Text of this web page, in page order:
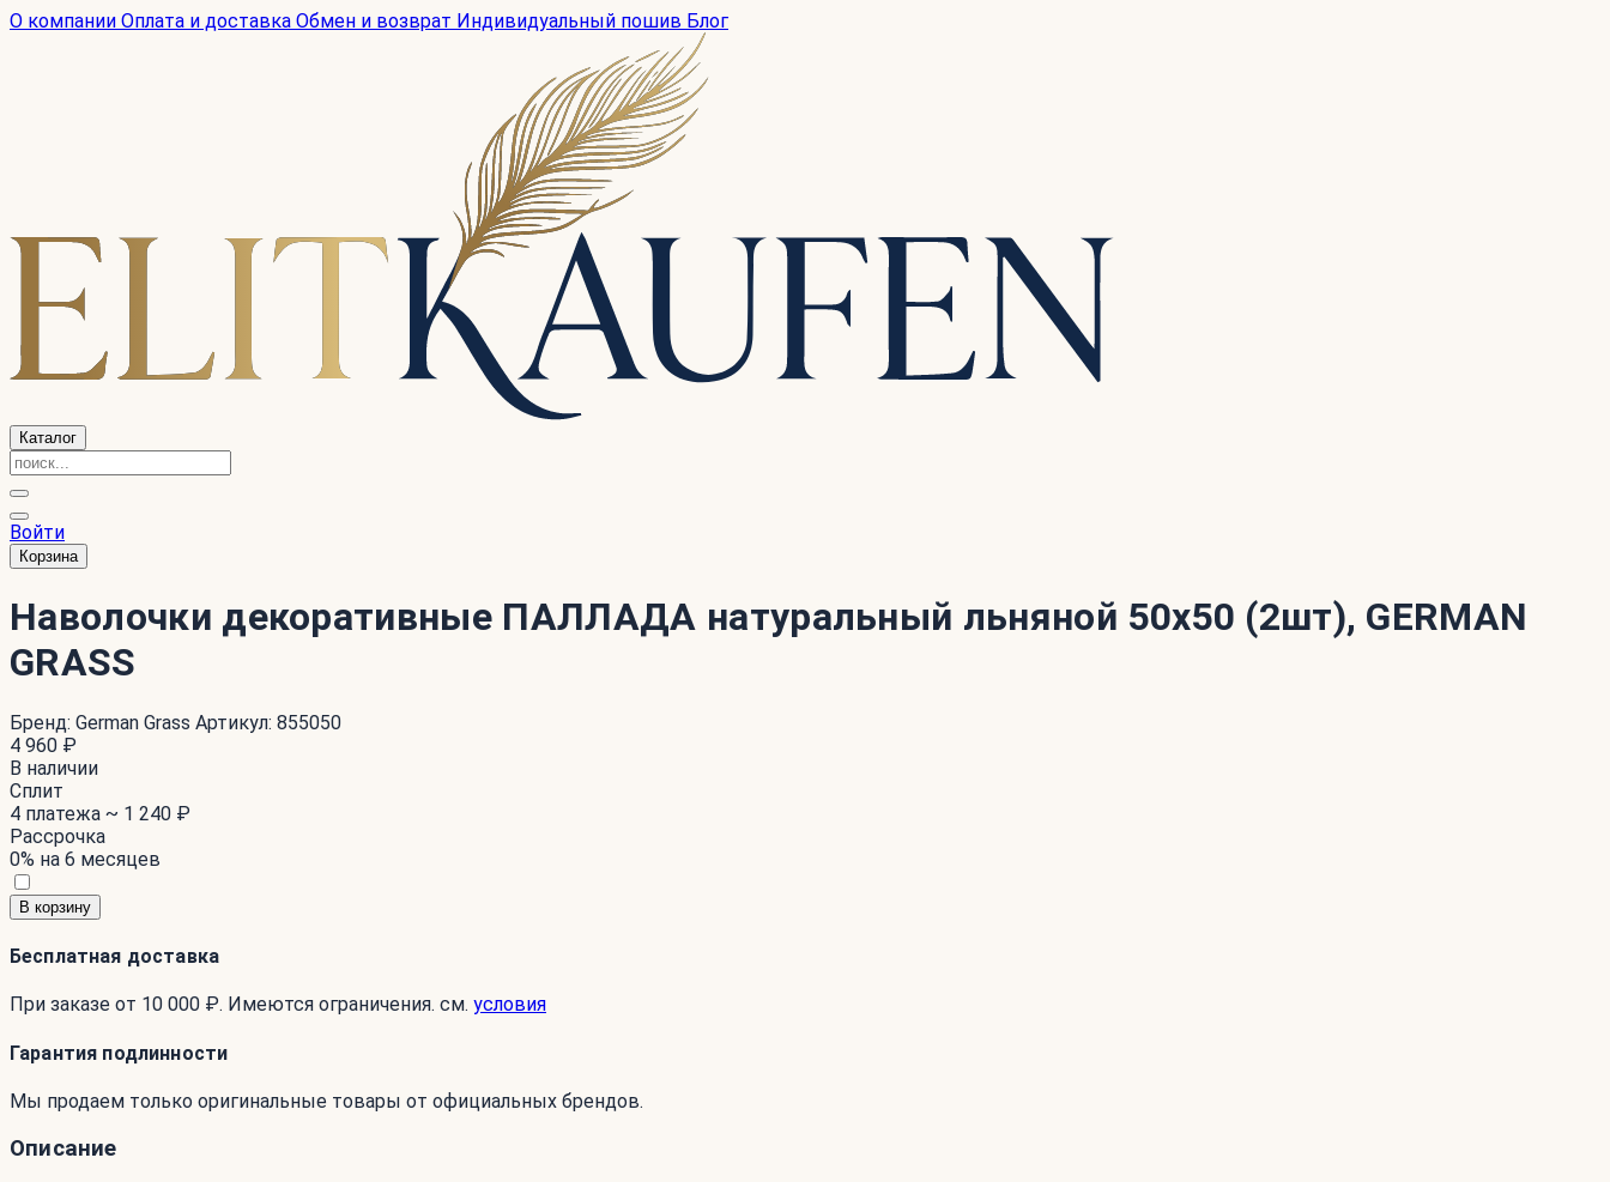
О компании Оплата и доставка Обмен и возврат Индивидуальный пошив Блог
Каталог
Войти
Корзина
Наволочки декоративные ПАЛЛАДА натуральный льняной 50х50 (2шт), GERMAN
GRASS
Бренд: German Grass Артикул: 855050
4 960 ₽
В наличии
Сплит
4 платежа ~ 1 240 ₽
Рассрочка
0% на 6 месяцев
В корзину
Бесплатная доставка
При заказе от 10 000 ₽. Имеются ограничения. см. условия
Гарантия подлинности
Мы продаем только оригинальные товары от официальных брендов.
Описание